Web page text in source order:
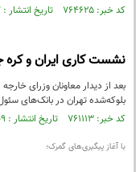
کد خبر: ۷۶۴۶۲۵ تاریخ انتشار : ۱۴۰۰/۱۱/۲۷
نشست کاری ایران و
بعد از دیدار معاونان وزرای
بلوکه‌شده تهران در بانک‌های
کد خبر: ۷۶۱۱۱۳ تاریخ انتشار : ۱۴۰۰/۱۱/۰۹
با آغاز پیگیری‌های گمرک؛